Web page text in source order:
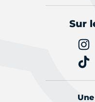
Sur